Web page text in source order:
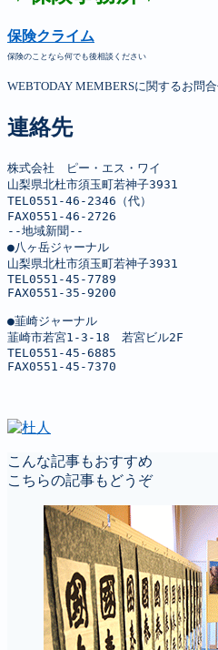
保険クライム
保険のことなら何でも後相談ください
WEBTODAY MEMBERSに関するお問
連絡先
株式会社　ピー・エス・ワイ
山梨県北杜市須玉町若神子3931
TEL0551-46-2346（代）
FAX0551-46-2726
--地域新聞--
●八ヶ岳ジャーナル
山梨県北杜市須玉町若神子3931
TEL0551-45-7789
FAX0551-35-9200
●韮崎ジャーナル
韮崎市若宮1-3-18　若宮ビル2F
TEL0551-45-6885
FAX0551-45-7370
こんな記事もおすすめ
こちらの記事もどうぞ